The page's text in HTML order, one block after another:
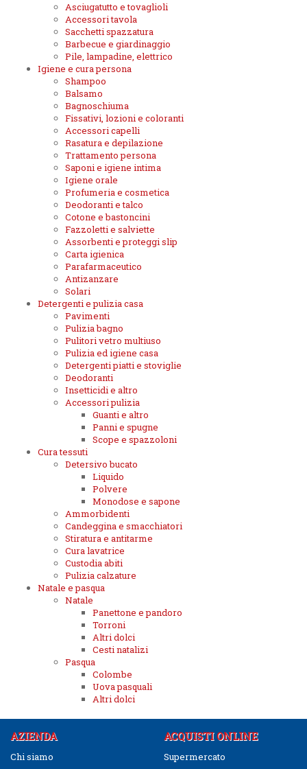
Asciugatutto e tovaglioli
Accessori tavola
Sacchetti spazzatura
Barbecue e giardinaggio
Pile, lampadine, elettrico
Igiene e cura persona
Shampoo
Balsamo
Bagnoschiuma
Fissativi, lozioni e coloranti
Accessori capelli
Rasatura e depilazione
Trattamento persona
Saponi e igiene intima
Igiene orale
Profumeria e cosmetica
Deodoranti e talco
Cotone e bastoncini
Fazzoletti e salviette
Assorbenti e proteggi slip
Carta igienica
Parafarmaceutico
Antizanzare
Solari
Detergenti e pulizia casa
Pavimenti
Pulizia bagno
Pulitori vetro multiuso
Pulizia ed igiene casa
Detergenti piatti e stoviglie
Deodoranti
Insetticidi e altro
Accessori pulizia
Guanti e altro
Panni e spugne
Scope e spazzoloni
Cura tessuti
Detersivo bucato
Liquido
Polvere
Monodose e sapone
Ammorbidenti
Candeggina e smacchiatori
Stiratura e antitarme
Cura lavatrice
Custodia abiti
Pulizia calzature
Natale e pasqua
Natale
Panettone e pandoro
Torroni
Altri dolci
Cesti natalizi
Pasqua
Colombe
Uova pasquali
Altri dolci
AZIENDA
Chi siamo
ACQUISTI ONLINE
Supermercato